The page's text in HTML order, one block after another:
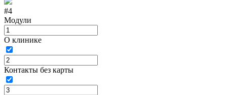
#4
Модули
О клинике
Контакты без карты